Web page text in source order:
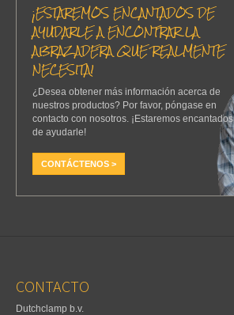
¡ESTAREMOS ENCANTADOS DE
AYUDARLE A ENCONTRAR LA
ABRAZADERA QUE REALMENTE
NECESITA!
¿Desea obtener más información acerca de
nuestros productos? Por favor, póngase en
contacto con nosotros. ¡Estaremos encantados
de ayudarle!
CONTÁCTENOS >
CONTACTO
Dutchclamp b.v.